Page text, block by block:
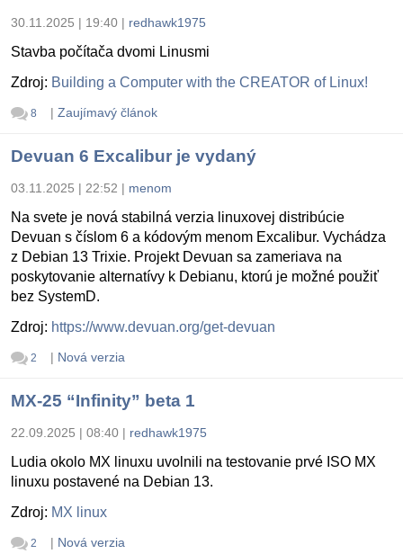
30.11.2025 | 19:40 | redhawk1975
Stavba počítača dvomi Linusmi
Zdroj: Building a Computer with the CREATOR of Linux!
8 | Zaujímavý článok
Devuan 6 Excalibur je vydaný
03.11.2025 | 22:52 | menom
Na svete je nová stabilná verzia linuxovej distribúcie
Devuan s číslom 6 a kódovým menom Excalibur. Vychádza
z Debian 13 Trixie. Projekt Devuan sa zameriava na
poskytovanie alternatívy k Debianu, ktorú je možné použiť
bez SystemD.
Zdroj: https://www.devuan.org/get-devuan
2 | Nová verzia
MX-25 “Infinity” beta 1
22.09.2025 | 08:40 | redhawk1975
Ludia okolo MX linuxu uvolnili na testovanie prvé ISO MX
linuxu postavené na Debian 13.
Zdroj: MX linux
2 | Nová verzia